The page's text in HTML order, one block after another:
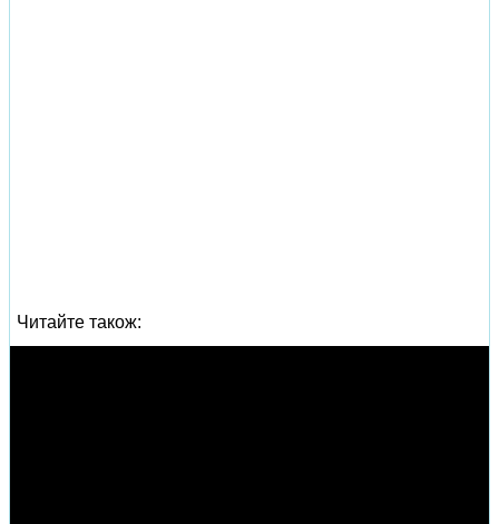
Читайте також: